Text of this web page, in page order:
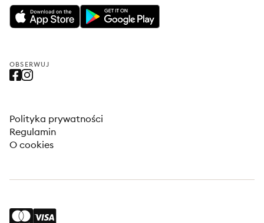
OBSERWUJ
Polityka prywatności
Regulamin
O cookies